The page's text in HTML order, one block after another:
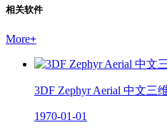
相关软件
More+
3DF Zephyr Aerial 中文三
1970-01-01